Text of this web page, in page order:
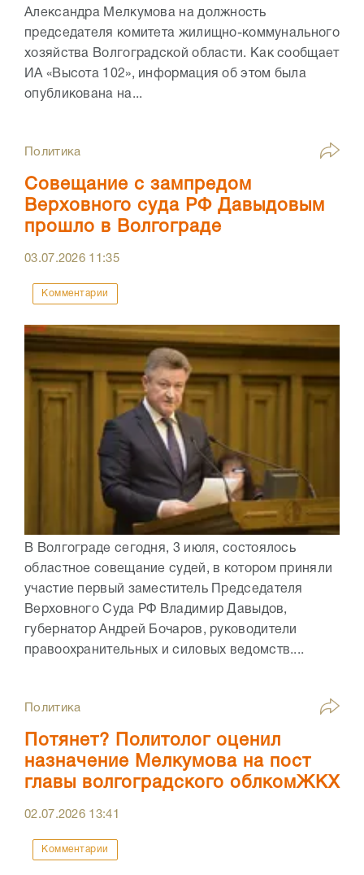
Александра Мелкумова на должность
председателя комитета жилищно-коммунального
хозяйства Волгоградской области. Как сообщает
ИА «Высота 102», информация об этом была
опубликована на...
Политика
Совещание с зампредом
Верховного суда РФ Давыдовым
прошло в Волгограде
03.07.2026 11:35
Комментарии
В Волгограде сегодня, 3 июля, состоялось
областное совещание судей, в котором приняли
участие первый заместитель Председателя
Верховного Суда РФ Владимир Давыдов,
губернатор Андрей Бочаров, руководители
правоохранительных и силовых ведомств....
Политика
Потянет? Политолог оценил
назначение Мелкумова на пост
главы волгоградского облкомЖКХ
02.07.2026 13:41
Комментарии